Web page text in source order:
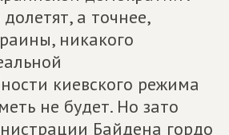
а точнее,
никакого
киевского режима
не будет. Но зато
Байдена гордо